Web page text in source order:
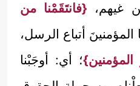
غيهم، {فانتَقَمْنا من
المؤمنينَ أتباع الرسل،
؛ أي: أوجَبْنا